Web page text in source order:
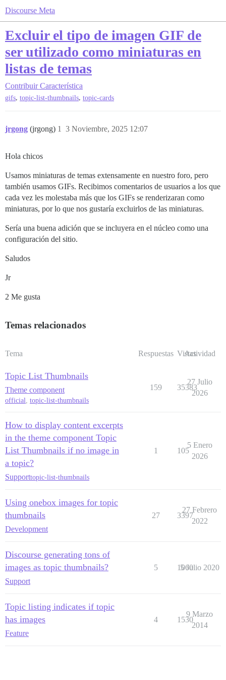
Discourse Meta
Excluir el tipo de imagen GIF de
ser utilizado como miniaturas en
listas de temas
Contribuir Característica
gifs, topic-list-thumbnails, topic-cards
jrgong (jrgong) 3 Noviembre, 2025 12:07
1
Hola chicos
Usamos miniaturas de temas extensamente en nuestro foro, pero
también usamos GIFs. Recibimos comentarios de usuarios a los que
cada vez les molestaba más que los GIFs se renderizaran como
miniaturas, por lo que nos gustaría excluirlos de las miniaturas.
Sería una buena adición que se incluyera en el núcleo como una
configuración del sitio.
Saludos
Jr
2 Me gusta
Temas relacionados
Tema Respuestas Vistas
Actividad
Topic List Thumbnails
Theme component
official, topic-list-thumbnails
159 35383
27 Julio
2026
How to display content excerpts
in the theme component Topic
List Thumbnails if no image in
a topic?
Supporttopic-list-thumbnails
1 105
5 Enero
2026
Using onebox images for topic
thumbnails
Development
27 3397
27 Febrero
2022
Discourse generating tons of
images as topic thumbnails?
Support
5 1060
5 Julio 2020
Topic listing indicates if topic
has images
Feature
4 1530
9 Marzo
2014